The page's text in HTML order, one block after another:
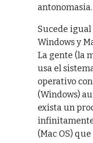
antonomasia.
Sucede igual
Windows y
La gente (la
usa el
operativo
(Windows)
exista un
(Mac OS) que